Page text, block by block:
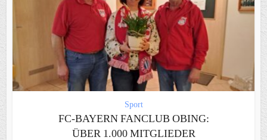
Sport
FC-BAYERN FANCLUB OBING:
ÜBER 1.000 MITGLIEDER